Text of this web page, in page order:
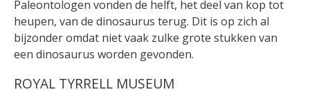
Paleontologen vonden de helft, het deel van kop tot
heupen, van de dinosaurus terug. Dit is op zich al
bijzonder omdat niet vaak zulke grote stukken van
een dinosaurus worden gevonden.
ROYAL TYRRELL MUSEUM